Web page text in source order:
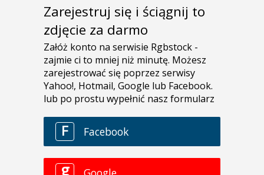
Zarejestruj się i ściągnij to
zdjęcie za darmo